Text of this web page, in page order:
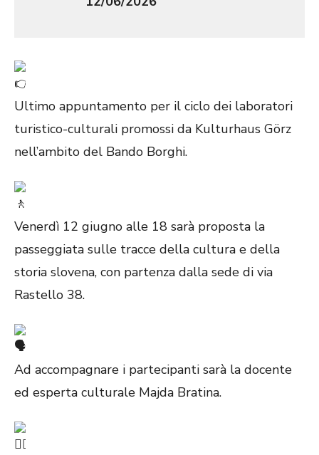
Ultimo appuntamento per il ciclo dei laboratori
turistico-culturali promossi da Kulturhaus Görz
nell’ambito del Bando Borghi.
Venerdì 12 giugno alle 18 sarà proposta la
passeggiata sulle tracce della cultura e della
storia slovena, con partenza dalla sede di via
Rastello 38.
Ad accompagnare i partecipanti sarà la docente
ed esperta culturale Majda Bratina.